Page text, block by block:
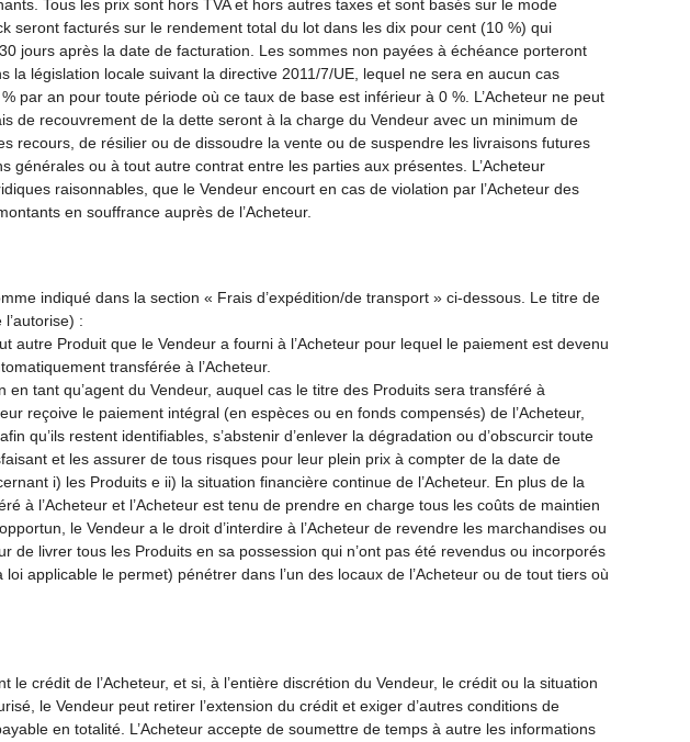
Tous les prix sont hors TVA et hors autres taxes et sont basés sur le mode
seront facturés sur le rendement total du lot dans les dix pour cent (10 %) qui
jours après la date de facturation. Les sommes non payées à échéance porteront
législation locale suivant la directive 2011/7/UE, lequel ne sera en aucun cas
an pour toute période où ce taux de base est inférieur à 0 %. L’Acheteur ne peut
de recouvrement de la dette seront à la charge du Vendeur avec un minimum de
recours, de résilier ou de dissoudre la vente ou de suspendre les livraisons futures
ou à tout autre contrat entre les parties aux présentes. L’Acheteur
raisonnables, que le Vendeur encourt en cas de violation par l’Acheteur des
en souffrance auprès de l’Acheteur.
indiqué dans la section « Frais d’expédition/de transport » ci-dessous. Le titre de
:
Produit que le Vendeur a fourni à l’Acheteur pour lequel le paiement est devenu
transférée à l’Acheteur.
tant qu’agent du Vendeur, auquel cas le titre des Produits sera transféré à
reçoive le paiement intégral (en espèces ou en fonds compensés) de l’Acheteur,
qu’ils restent identifiables, s’abstenir d’enlever la dégradation ou d’obscurcir toute
et les assurer de tous risques pour leur plein prix à compter de la date de
i) les Produits e ii) la situation financière continue de l’Acheteur. En plus de la
à l’Acheteur et l’Acheteur est tenu de prendre en charge tous les coûts de maintien
le Vendeur a le droit d’interdire à l’Acheteur de revendre les marchandises ou
livrer tous les Produits en sa possession qui n’ont pas été revendus ou incorporés
applicable le permet) pénétrer dans l’un des locaux de l’Acheteur ou de tout tiers où
crédit de l’Acheteur, et si, à l’entière discrétion du Vendeur, le crédit ou la situation
le Vendeur peut retirer l’extension du crédit et exiger d’autres conditions de
en totalité. L’Acheteur accepte de soumettre de temps à autre les informations